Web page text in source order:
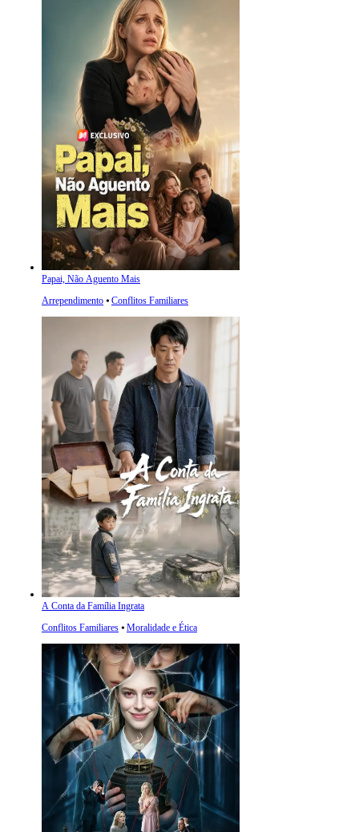
Papai, Não Aguento Mais
Arrependimento ⦁ Conflitos Familiares
A Conta da Família Ingrata
Conflitos Familiares ⦁ Moralidade e Ética